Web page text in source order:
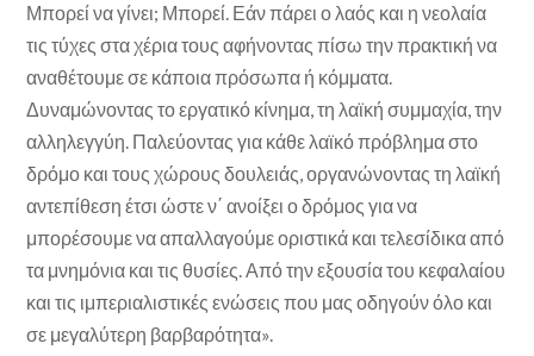
Μπορεί να γίνει; Μπορεί. Εάν πάρει ο λαός και η νεολαία
τις τύχες στα χέρια τους αφήνοντας πίσω την πρακτική να
αναθέτουμε σε κάποια πρόσωπα ή κόμματα.
Δυναμώνοντας το εργατικό κίνημα, τη λαϊκή συμμαχία, την
αλληλεγγύη. Παλεύοντας για κάθε λαϊκό πρόβλημα στο
δρόμο και τους χώρους δουλειάς, οργανώνοντας τη λαϊκή
αντεπίθεση έτσι ώστε ν΄ ανοίξει ο δρόμος για να
μπορέσουμε να απαλλαγούμε οριστικά και τελεσίδικα από
τα μνημόνια και τις θυσίες. Από την εξουσία του κεφαλαίου
και τις ιμπεριαλιστικές ενώσεις που μας οδηγούν όλο και
σε μεγαλύτερη βαρβαρότητα».